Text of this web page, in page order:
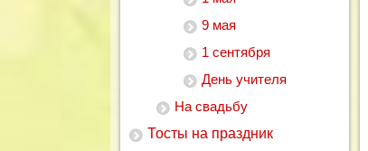
9 мая
1 сентября
День учителя
На свадьбу
Тосты на праздник